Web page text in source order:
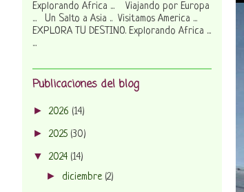
Explorando Africa ... Viajando por Europa
... Un Salto a Asia .. Visitamos America ...
EXPLORA TU DESTINO. Explorando Africa ...
...
Publicaciones del blog
► 2026 (14)
► 2025 (30)
▼ 2024 (14)
► diciembre (2)